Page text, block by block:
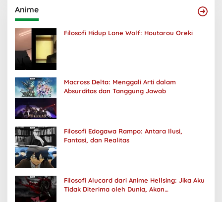
Anime
Filosofi Hidup Lone Wolf: Houtarou Oreki
Macross Delta: Menggali Arti dalam
Absurditas dan Tanggung Jawab
Filosofi Edogawa Rampo: Antara Ilusi,
Fantasi, dan Realitas
Filosofi Alucard dari Anime Hellsing: Jika Aku
Tidak Diterima oleh Dunia, Akan